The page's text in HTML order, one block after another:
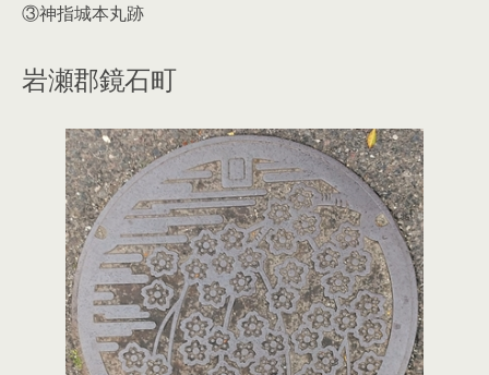
③神指城本丸跡
岩瀬郡鏡石町